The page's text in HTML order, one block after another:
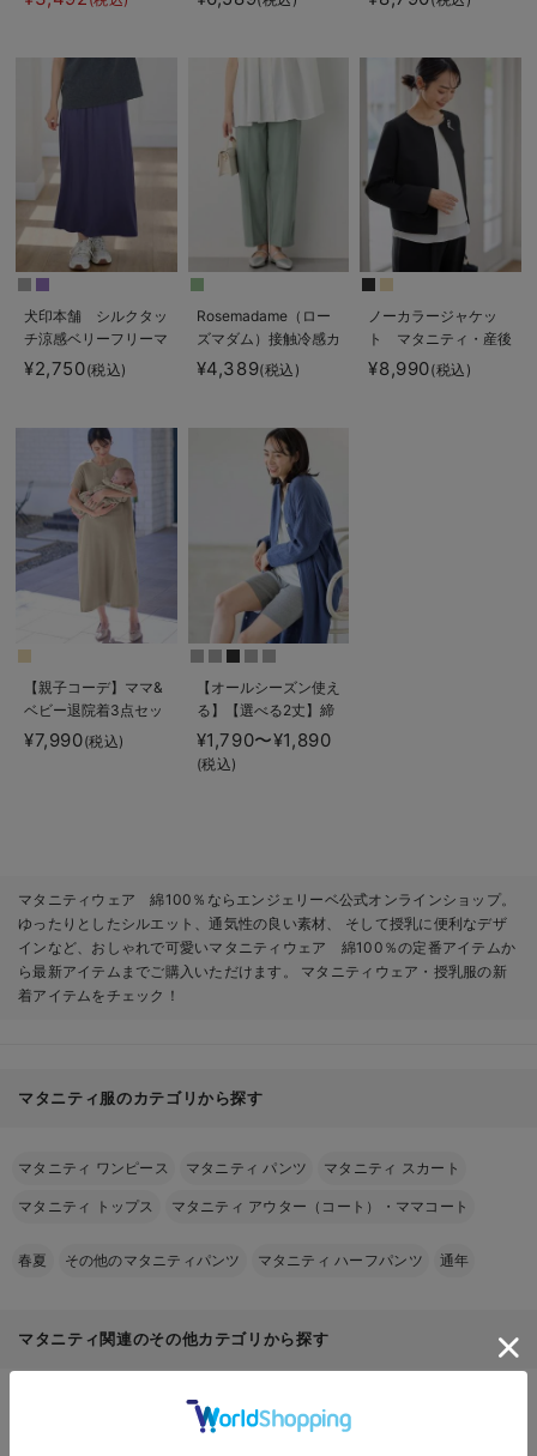
ニティ・産後【出産後
【産後も長く着れる】
ズマダム）
ポロロンパース 出産
ティ・授乳服
犬印本舗 シルクタッ
チ涼感ベリーフリーマ
キシスカート マタニ
ティ・産後【出産後も
¥2,750(税込)
Rosemadame（ロー
ズマダム）接触冷感カ
ノコストレッチワイド
テーパードパンツ マ
後も長く使える】
¥4,389(税込)
ノーカラージャケッ
ト マタニティ・産後
授乳服【出産後も長く
使える】
¥8,990(税込)
【親子コーデ】ママ&
ベビー退院着3点セッ
ト 出産準備 ギフ
ト マタニティ・産後
¥7,990(税込)
【オールシーズン使え
る】【選べる2丈】締
め付けない綿混リブス
トレートレギンス【産
¥1,790〜¥1,890
(税込)
マタニティウェア 綿100％ならエンジェリーベ公式オンラインショップ。
ゆったりとしたシルエット、通気性の良い素材、 そして授乳に便利なデザ
インなど、おしゃれで可愛いマタニティウェア 綿100％の定番アイテムか
ら最新アイテムまでご購入いただけます。 マタニティウェア・授乳服の新
着アイテムをチェック！
マタニティ服のカテゴリから探す
マタニティ ワンピース マタニティ パンツ マタニティ スカート
マタニティ トップス マタニティ アウター（コート）・ママコート
春夏 その他のマタニティパンツ マタニティ ハーフパンツ 通年
マタニティ関連のその他カテゴリから探す
マタニティウェア マタニティ 下着・インナー